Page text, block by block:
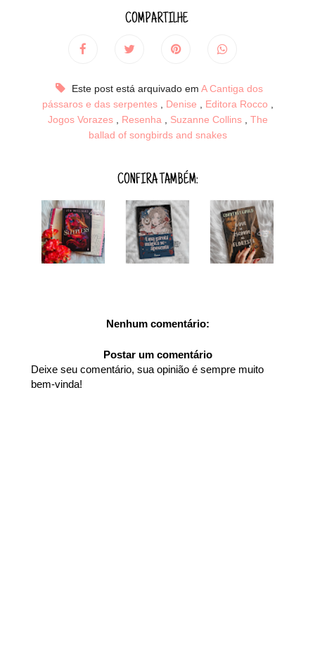
COMPARTILHE
Este post está arquivado em A Cantiga dos
pássaros e das serpentes
Denise Editora Rocco
Jogos Vorazes
Resenha Suzanne Collins
The
ballad of songbirds and snakes
CONFIRA TAMBÉM:
Nenhum comentário:
Postar um comentário
Deixe seu comentário, sua opinião é sempre muito
bem-vinda!